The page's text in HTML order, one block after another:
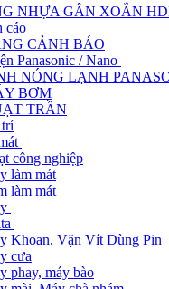
NHỰA GÂN XOẮN
cáo
CẢNH BÁO
Panasonic / Nano
NÓNG LẠNH
BƠM
TRẦN
công nghiệp
làm mát
làm mát
Khoan, Vặn Vít Dùng Pin
cưa
phay, máy bào